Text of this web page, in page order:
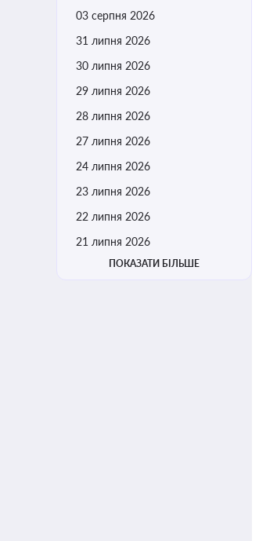
03 серпня 2026
31 липня 2026
30 липня 2026
29 липня 2026
28 липня 2026
27 липня 2026
24 липня 2026
23 липня 2026
22 липня 2026
21 липня 2026
ПОКАЗАТИ БІЛЬШЕ